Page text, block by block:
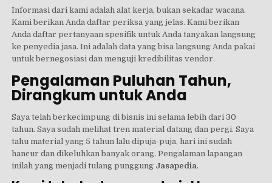
Informasi dari kami adalah alat kerja, bukan sekadar wacana.
Kami berikan Anda daftar periksa yang jelas. Kami berikan
Anda daftar pertanyaan spesifik untuk Anda tanyakan langsung
ke penyedia jasa. Ini adalah data yang bisa langsung Anda pakai
untuk bernegosiasi dan menguji kredibilitas vendor.
Pengalaman Puluhan Tahun,
Dirangkum untuk Anda
Saya telah berkecimpung di bisnis ini selama lebih dari 30
tahun. Saya sudah melihat tren material datang dan pergi. Saya
tahu material yang 5 tahun lalu dipuja-puja, hari ini sudah
hancur dan dikeluhkan banyak orang. Pengalaman lapangan
inilah yang menjadi tulang punggung Jasapedia.